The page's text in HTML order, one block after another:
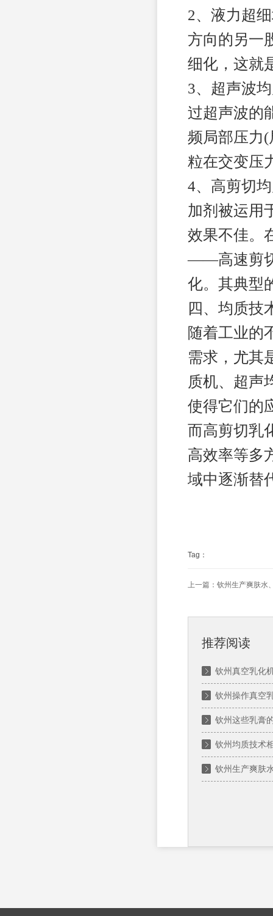
2、液力超
方向的另一
细化，这就
3、超声波
过超声波的
频局部压力
粒在交变压
4、高剪切
加剂被运用
效果不佳。
——高速剪切
化。其典型
四、均质技
随着工业的
需求，尤其
质机、超声
使得它们的
而高剪切乳
高效率等多
域中逐渐替
Tag：
上一篇： 钦州生产爽肤水
推荐阅读
钦州真空乳化
钦州操作真空
钦州这些乳膏
钦州均质技术
钦州生产爽肤